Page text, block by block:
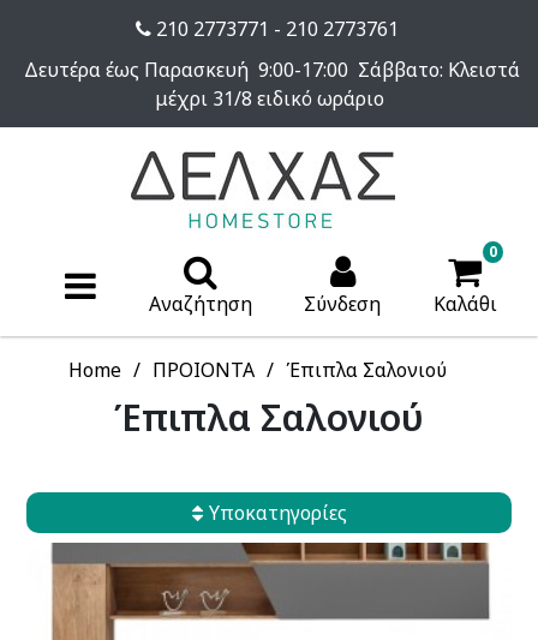
210 2773771 - 210 2773761
Δευτέρα έως Παρασκευή 9:00-17:00 Σάββατο: Κλειστά
μέχρι 31/8 ειδικό ωράριο
Αναζήτηση Σύνδεση
0
Καλάθι
Home ΠΡΟΙΟΝΤΑ Έπιπλα Σαλονιού
Έπιπλα Σαλονιού
Υποκατηγορίες